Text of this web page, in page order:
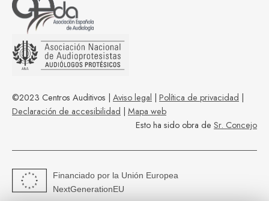
©2023 Centros Auditivos | Aviso legal Política de privacidad
Declaración de accesibilidad
Mapa web
Esto ha sido obra de Sr. Concejo
Financiado por la Unión Europea
NextGenerationEU